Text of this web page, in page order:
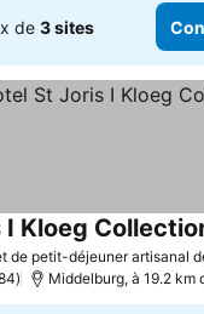
de 3 sites
de petit-déjeuner artisanal
Kloeg
Middelburg, à 19.2 km